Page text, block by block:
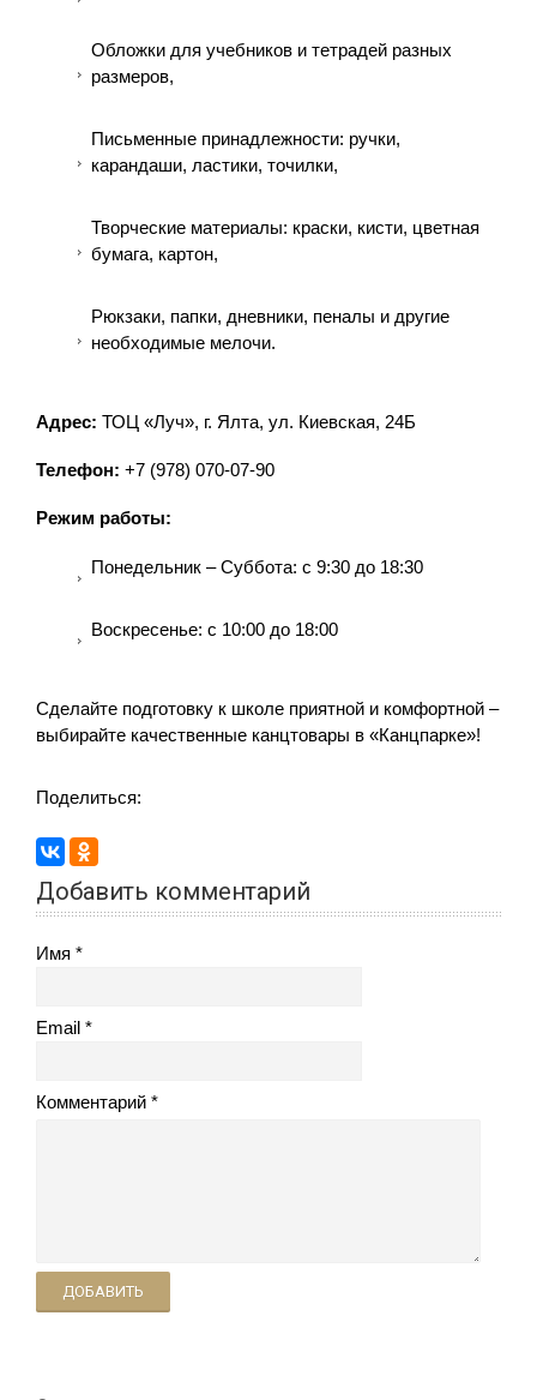
Обложки для учебников и тетрадей разных
размеров,
Письменные принадлежности: ручки,
карандаши, ластики, точилки,
Творческие материалы: краски, кисти, цветная
бумага, картон,
Рюкзаки, папки, дневники, пеналы и другие
необходимые мелочи.
Адрес: ТОЦ «Луч», г. Ялта, ул. Киевская, 24Б
Телефон: +7 (978) 070-07-90
Режим работы:
Понедельник – Суббота: с 9:30 до 18:30
Воскресенье: с 10:00 до 18:00
Сделайте подготовку к школе приятной и комфортной –
выбирайте качественные канцтовары в «Канцпарке»!
Поделиться:
Добавить комментарий
Имя
Email
Комментарий
ДОБАВИТЬ